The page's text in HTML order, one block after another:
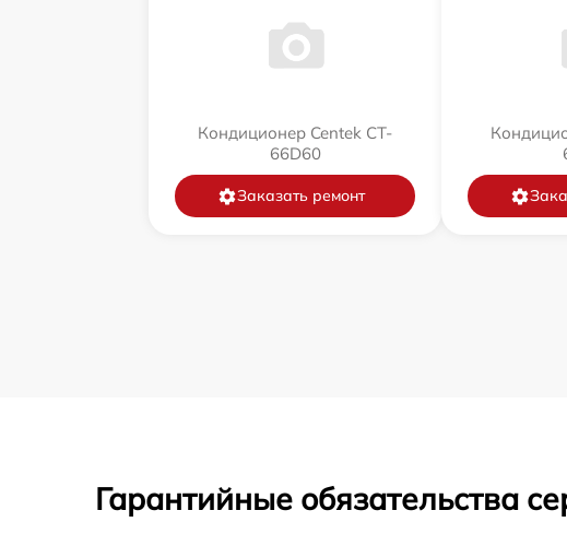
Кондиционер Centek CT-
66D60
Заказать ремонт
Гарантийные обязательства